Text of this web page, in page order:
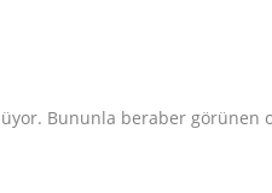
Bununla beraber görünen